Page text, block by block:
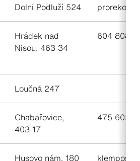
Dolní Podluží 524
Hrádek nad
Nisou, 463 34
604 808
Loučná 247
Chabařovice,
403 17
475 602
Husovo nám. 180